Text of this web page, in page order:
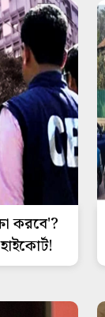
করবে'?